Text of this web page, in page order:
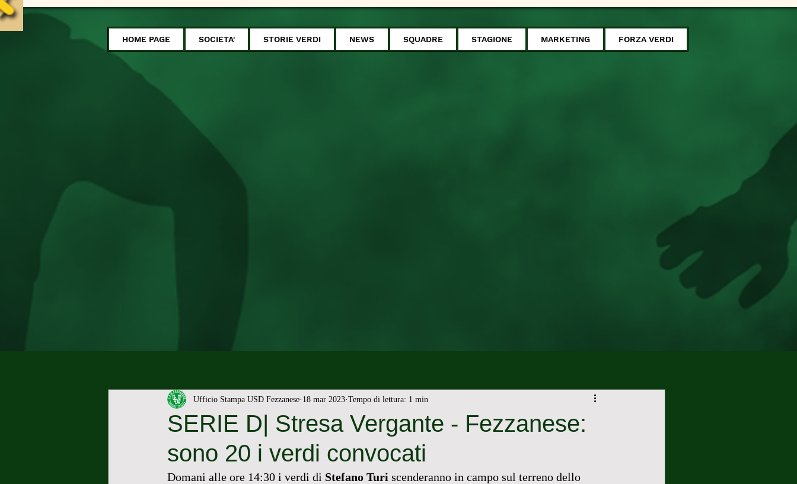
HOME PAGE SOCIETA' STORIE VERDI NEWS SQUADRE STAGIONE MARKETING FORZA VERDI
SERIE D| Stresa Vergante - Fezzanese:
sono 20 i verdi convocati
Ufficio Stampa USD Fezzanese 18 mar 2023 Tempo di lettura: 1 min
Domani alle ore 14:30 i verdi di Stefano Turi scenderanno in campo sul terreno dello